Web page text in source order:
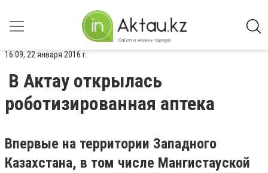
16:09, 22 января 2016 г.
В Актау открылась
роботизированная аптека
Впервые на территории Западного
Казахстана, в том числе Мангистауской